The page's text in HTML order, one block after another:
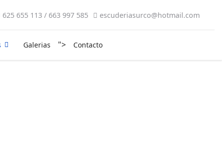
625 655 113 / 663 997 585 escuderiasurco@hotmail.com
Galerias "> Contacto